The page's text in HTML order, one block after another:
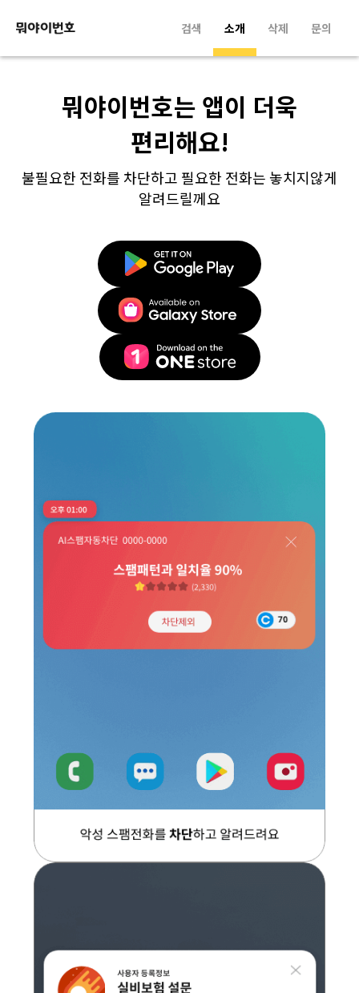
검색 소개 삭제 문의
뭐야이번호는 앱이 더욱
편리해요!
불필요한 전화를 차단하고 필요한 전화는 놓치지않게
알려드릴께요